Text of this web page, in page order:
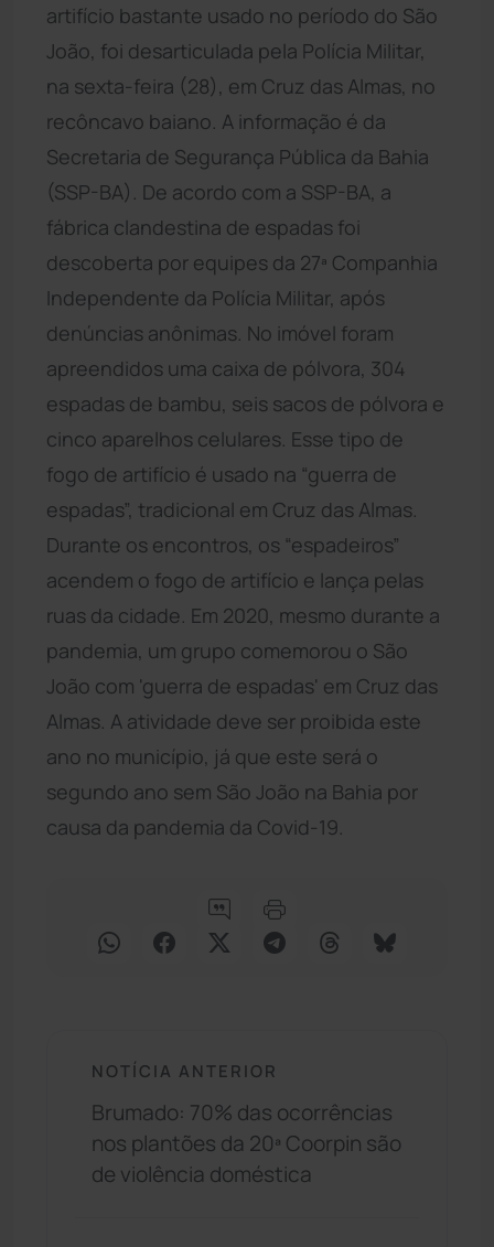
artifício bastante usado no período do São
João, foi desarticulada pela Polícia Militar,
na sexta-feira (28), em Cruz das Almas, no
recôncavo baiano. A informação é da
Secretaria de Segurança Pública da Bahia
(SSP-BA). De acordo com a SSP-BA, a
fábrica clandestina de espadas foi
descoberta por equipes da 27ª Companhia
Independente da Polícia Militar, após
denúncias anônimas. No imóvel foram
apreendidos uma caixa de pólvora, 304
espadas de bambu, seis sacos de pólvora e
cinco aparelhos celulares. Esse tipo de
fogo de artifício é usado na “guerra de
espadas”, tradicional em Cruz das Almas.
Durante os encontros, os “espadeiros”
acendem o fogo de artifício e lança pelas
ruas da cidade. Em 2020, mesmo durante a
pandemia, um grupo comemorou o São
João com 'guerra de espadas' em Cruz das
Almas. A atividade deve ser proibida este
ano no município, já que este será o
segundo ano sem São João na Bahia por
causa da pandemia da Covid-19.
NOTÍCIA ANTERIOR
Brumado: 70% das ocorrências
nos plantões da 20ª Coorpin são
de violência doméstica